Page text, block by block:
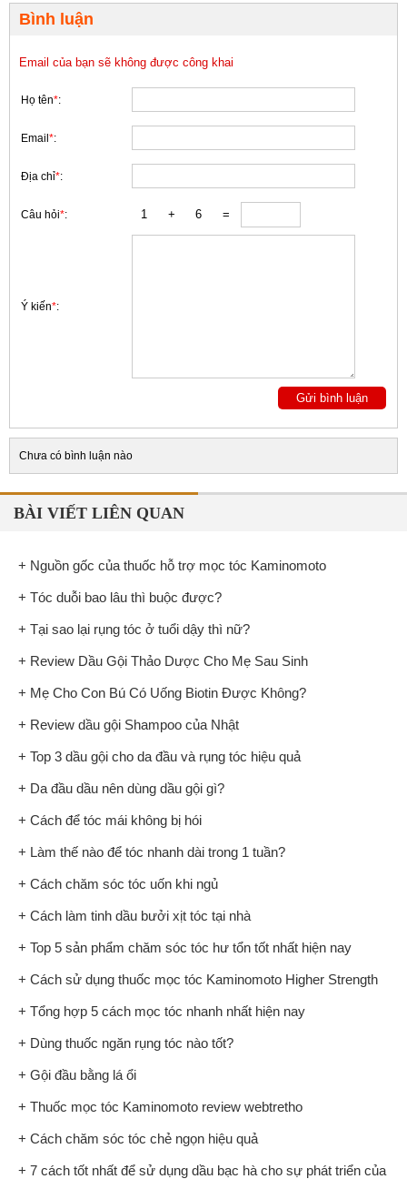
Bình luận
Email của bạn sẽ không được công khai
Họ tên*:
Email*:
Địa chỉ*:
Câu hỏi*:
Ý kiến*:
Chưa có bình luận nào
BÀI VIẾT LIÊN QUAN
+ Nguồn gốc của thuốc hỗ trợ mọc tóc Kaminomoto
+ Tóc duỗi bao lâu thì buộc được?
+ Tại sao lại rụng tóc ở tuổi dậy thì nữ?
+ Review Dầu Gội Thảo Dược Cho Mẹ Sau Sinh
+ Mẹ Cho Con Bú Có Uống Biotin Được Không?
+ Review dầu gội Shampoo của Nhật
+ Top 3 dầu gội cho da đầu và rụng tóc hiệu quả
+ Da đầu dầu nên dùng dầu gội gì?
+ Cách để tóc mái không bị hói
+ Làm thế nào để tóc nhanh dài trong 1 tuần?
+ Cách chăm sóc tóc uốn khi ngủ
+ Cách làm tinh dầu bưởi xịt tóc tại nhà
+ Top 5 sản phẩm chăm sóc tóc hư tổn tốt nhất hiện nay
+ Cách sử dụng thuốc mọc tóc Kaminomoto Higher Strength
+ Tổng hợp 5 cách mọc tóc nhanh nhất hiện nay
+ Dùng thuốc ngăn rụng tóc nào tốt?
+ Gội đầu bằng lá ổi
+ Thuốc mọc tóc Kaminomoto review webtretho
+ Cách chăm sóc tóc chẻ ngọn hiệu quả
+ 7 cách tốt nhất để sử dụng dầu bạc hà cho sự phát triển của